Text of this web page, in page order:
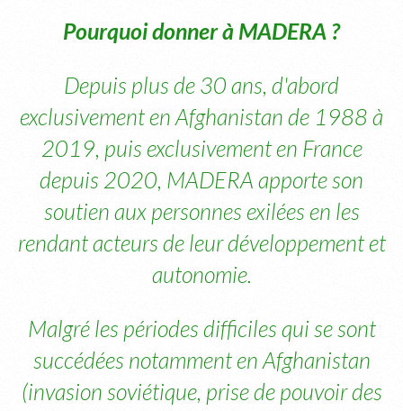
Pourquoi donner à MADERA ?
Depuis plus de 30 ans, d'abord
exclusivement en Afghanistan de 1988 à
2019, puis exclusivement en France
depuis 2020, MADERA apporte son
soutien aux personnes exilées en les
rendant acteurs de leur développement et
autonomie.
Malgré les périodes difficiles qui se sont
succédées notamment en Afghanistan
(invasion soviétique, prise de pouvoir des